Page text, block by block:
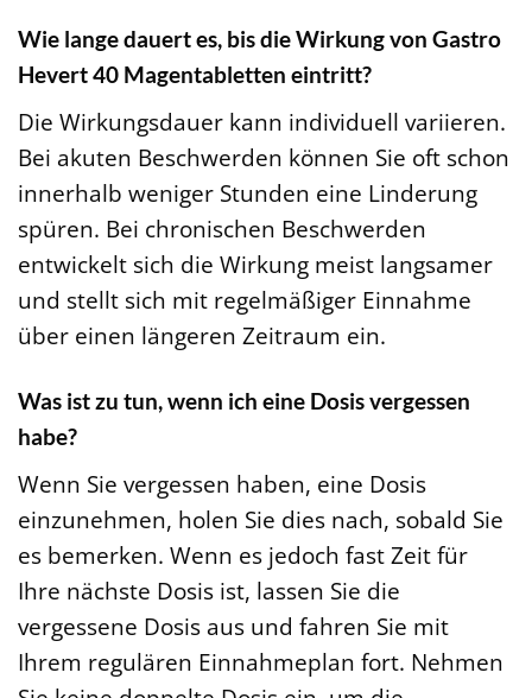
Wie lange dauert es, bis die Wirkung von Gastro
Hevert 40 Magentabletten eintritt?
Die Wirkungsdauer kann individuell variieren.
Bei akuten Beschwerden können Sie oft schon
innerhalb weniger Stunden eine Linderung
spüren. Bei chronischen Beschwerden
entwickelt sich die Wirkung meist langsamer
und stellt sich mit regelmäßiger Einnahme
über einen längeren Zeitraum ein.
Was ist zu tun, wenn ich eine Dosis vergessen
habe?
Wenn Sie vergessen haben, eine Dosis
einzunehmen, holen Sie dies nach, sobald Sie
es bemerken. Wenn es jedoch fast Zeit für
Ihre nächste Dosis ist, lassen Sie die
vergessene Dosis aus und fahren Sie mit
Ihrem regulären Einnahmeplan fort. Nehmen